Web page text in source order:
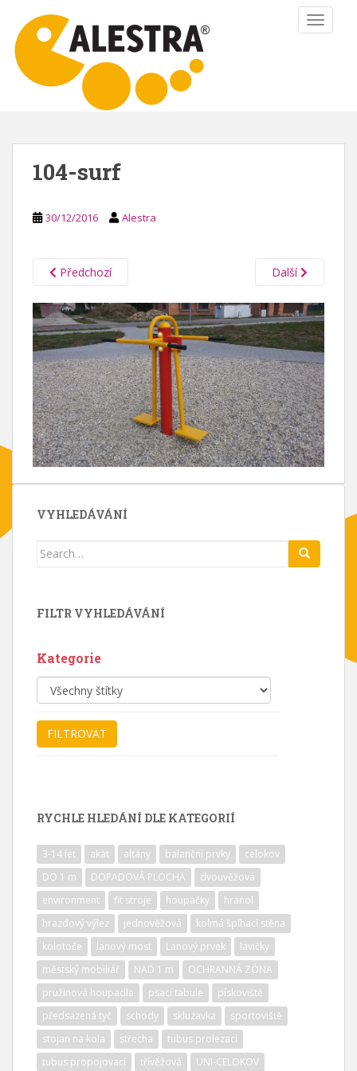
104-surf
30/12/2016 Alestra
Předchozí Další
VYHLEDÁVÁNÍ
Search
FILTR VYHLEDÁVÁNÍ
Kategorie
RYCHLE HLEDÁNÍ DLE KATEGORIÍ
3-14 let akát altány balanční prvky
celokov
DO 1 m
DOPADOVÁ PLOCHA
dvouvěžová
environment
fit stroje houpačky
hranol
hrazdový výlez
jednověžová
kolmá šplhací stěna
kolotoče
lanový most Lanový prvek
lavičky
městský mobiliář
NAD 1 m
OCHRANNÁ ZÓNA
pružinová houpadla
psací tabule
pískoviště
předsazená tyč
schody skluzavka
sportoviště
stojan na kola
střecha
tubus prolezací
tubus propojovací
třívěžová UNI-CELOKOV